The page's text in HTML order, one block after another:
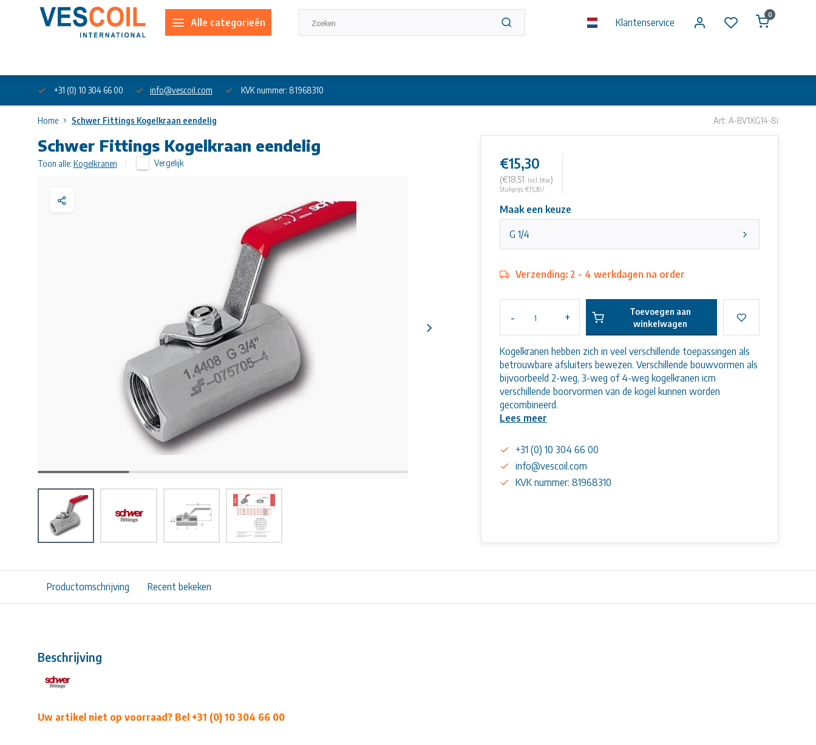
Alle categorieën Klantenservice
0
+31 (0) 10 304 66 00 info@vescoil.com KVK nummer: 81968310
Home Schwer Fittings Kogelkraan eendelig Art: A-BV1XG14-8i
Schwer Fittings Kogelkraan eendelig
Toon alle: Kogelkranen Vergelijk €15,30
(€18,51 Incl. btw)
Stukprijs: €15,30 /
Maak een keuze
G 1/4
Verzending: 2 - 4 werkdagen na order
- +
Toevoegen aan
winkelwagen
Kogelkranen hebben zich in veel verschillende toepassingen als
betrouwbare afsluiters bewezen. Verschillende bouwvormen als
bijvoorbeeld 2-weg, 3-weg of 4-weg kogelkranen icm
verschillende boorvormen van de kogel kunnen worden
gecombineerd.
Lees meer
+31 (0) 10 304 66 00
info@vescoil.com
KVK nummer: 81968310
Productomschrijving Recent bekeken
Beschrijving
Uw artikel niet op voorraad? Bel +31 (0) 10 304 66 00